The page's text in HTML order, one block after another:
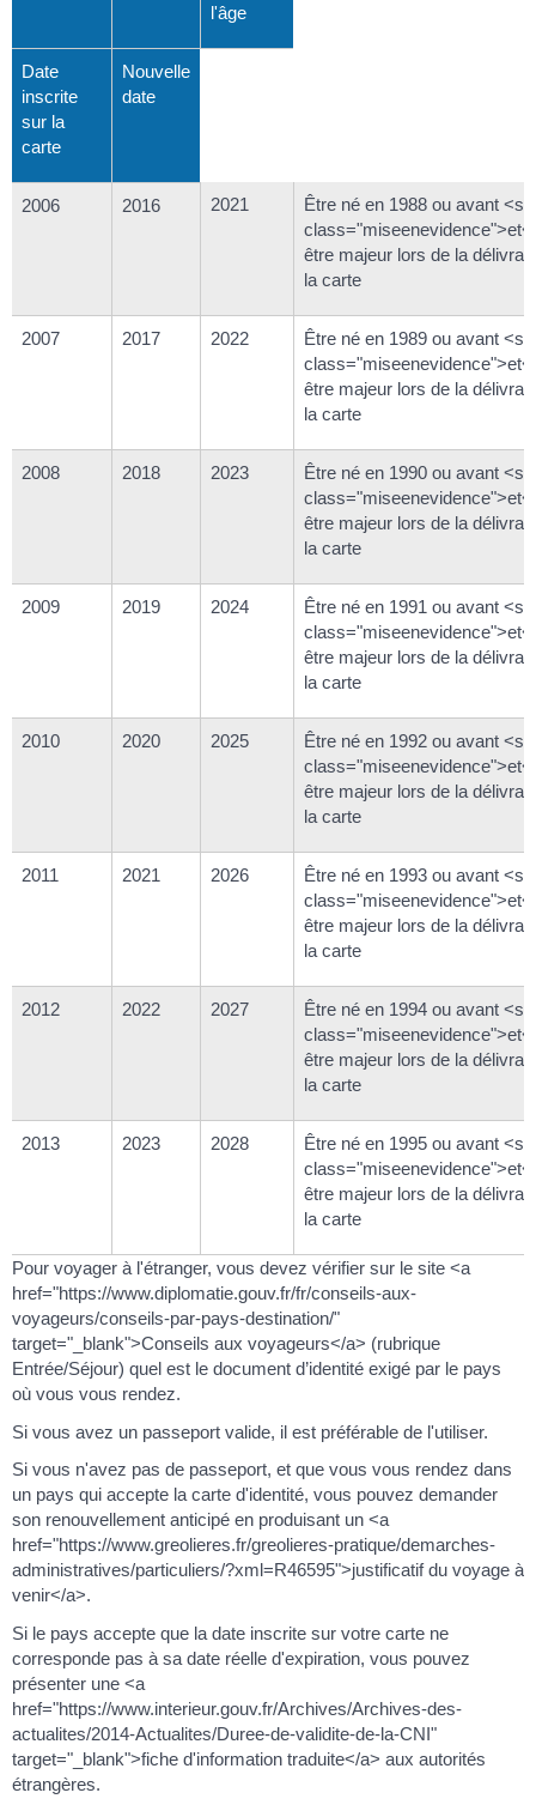
l'âge
Date
inscrite
sur la
carte
Nouvelle
date
2006 2016 2021
Être né en 1988 ou avant
être majeur lors de la
la carte
2007 2017 2022
Être né en 1989 ou avant
être majeur lors de la
la carte
2008 2018 2023
Être né en 1990 ou avant
être majeur lors de la
la carte
2009 2019 2024
Être né en 1991 ou avant
être majeur lors de la
la carte
2010 2020 2025
Être né en 1992 ou avant
être majeur lors de la
la carte
2011 2021 2026
Être né en 1993 ou avant
être majeur lors de la
la carte
2012 2022 2027
Être né en 1994 ou avant
être majeur lors de la
la carte
2013 2023 2028
Être né en 1995 ou avant
être majeur lors de la
la carte
Pour voyager à l'étranger, vous devez vérifier sur le site <a
href="https://www.diplomatie.gouv.fr/fr/conseils-aux-
voyageurs/conseils-par-pays-destination/"
target="_blank">Conseils aux voyageurs</a> (rubrique
Entrée/Séjour) quel est le document d’identité exigé par le pays
où vous vous rendez.
Si vous avez un passeport valide, il est préférable de l'utiliser.
Si vous n'avez pas de passeport, et que vous vous rendez dans
un pays qui accepte la carte d'identité, vous pouvez demander
son renouvellement anticipé en produisant un <a
href="https://www.greolieres.fr/greolieres-pratique/demarches-
administratives/particuliers/?xml=R46595">justificatif du voyage à
venir</a>.
Si le pays accepte que la date inscrite sur votre carte ne
corresponde pas à sa date réelle d'expiration, vous pouvez
présenter une <a
href="https://www.interieur.gouv.fr/Archives/Archives-des-
actualites/2014-Actualites/Duree-de-validite-de-la-CNI"
target="_blank">fiche d'information traduite</a> aux autorités
étrangères.